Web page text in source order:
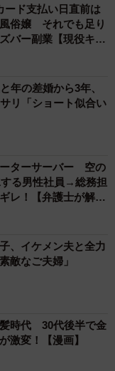
ド支払い日直前は
俗嬢 それでも足り
バー副業【現役キャ
年の差婚から3年、
リ「ショート似合い
ターサーバー 空の
る男性社員→総務担
レ！【弁護士が解
、イケメン夫と全力
敵なご夫婦」
時代 30代後半で金
激変！【漫画】